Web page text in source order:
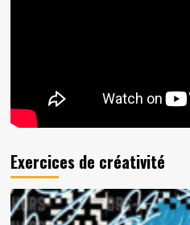
Exercices de créativité